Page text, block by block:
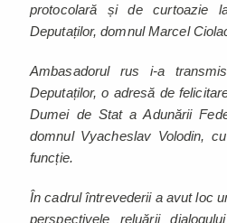
protocolară și de curtoazie
Deputaților, domnul Marcel
Ambasadorul rus i-a
Deputaților, o adresă de
Dumei de Stat a Adunării
domnul Vyacheslav Volodin,
funcție.
În cadrul întrevederii a avut loc
perspectivele reluării